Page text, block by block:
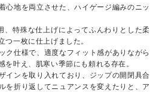
心地を両立させた、ハイゲージ編みのニッ
、特殊な仕上げによってふんわりとした柔
つ一枚に仕上げました。
ク仕様で、適度なフィット感がありながら
を叶え、肌寒い季節にも頼れる存在。
インを取り入れており、ジップの開閉具合
を折り返してニュアンスを変えたりと、ア